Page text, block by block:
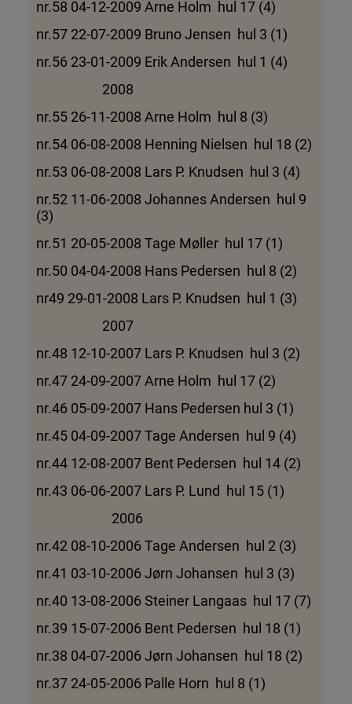
nr.58 04-12-2009 Arne Holm hul 17 (4)
nr.57 22-07-2009 Bruno Jensen hul 3 (1)
nr.56 23-01-2009 Erik Andersen hul 1 (4)
2008
nr.55 26-11-2008 Arne Holm hul 8 (3)
nr.54 06-08-2008 Henning Nielsen hul 18 (2)
nr.53 06-08-2008 Lars P. Knudsen hul 3 (4)
nr.52 11-06-2008 Johannes Andersen hul 9
(3)
nr.51 20-05-2008 Tage Møller hul 17 (1)
nr.50 04-04-2008 Hans Pedersen hul 8 (2)
nr49 29-01-2008 Lars P. Knudsen hul 1 (3)
2007
nr.48 12-10-2007 Lars P. Knudsen hul 3 (2)
nr.47 24-09-2007 Arne Holm hul 17 (2)
nr.46 05-09-2007 Hans Pedersen hul 3 (1)
nr.45 04-09-2007 Tage Andersen hul 9 (4)
nr.44 12-08-2007 Bent Pedersen hul 14 (2)
nr.43 06-06-2007 Lars P. Lund hul 15 (1)
2006
nr.42 08-10-2006 Tage Andersen hul 2 (3)
nr.41 03-10-2006 Jørn Johansen hul 3 (3)
nr.40 13-08-2006 Steiner Langaas hul 17 (7)
nr.39 15-07-2006 Bent Pedersen hul 18 (1)
nr.38 04-07-2006 Jørn Johansen hul 18 (2)
nr.37 24-05-2006 Palle Horn hul 8 (1)